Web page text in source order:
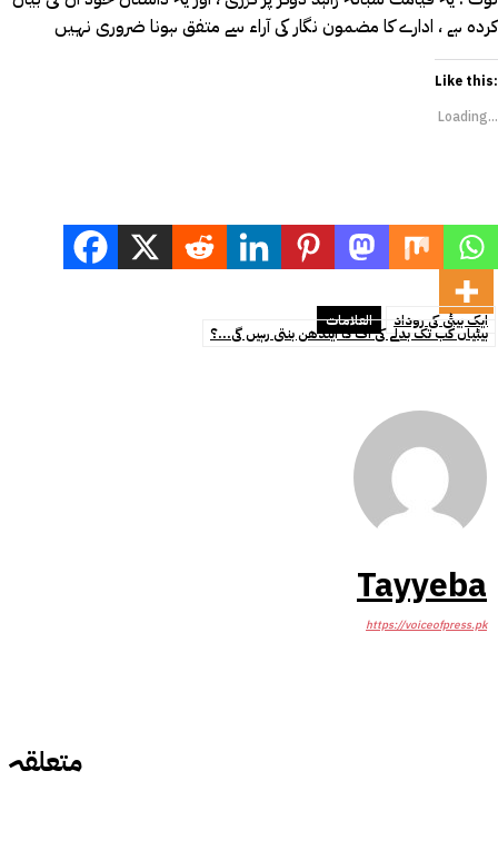
متعلقہ
کردہ ہے ، ادارے کا مضمون نگار کی آراء سے متفق ہونا ضروری نہیں
Like this:
Loading...
العلامات ایک بیٹی کی روداد
بیٹیاں کب تک بدلے کی آگ کا ایندھن بنتی رہیں گی...؟
Tayyeba
https://voiceofpress.pk